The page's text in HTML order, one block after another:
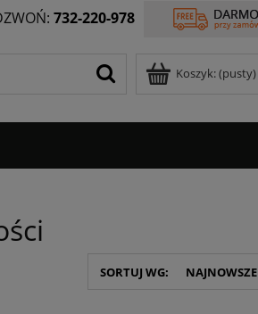
732-220-978
Koszyk:(pusty)
SORTUJ WG: NAJNOWSZE